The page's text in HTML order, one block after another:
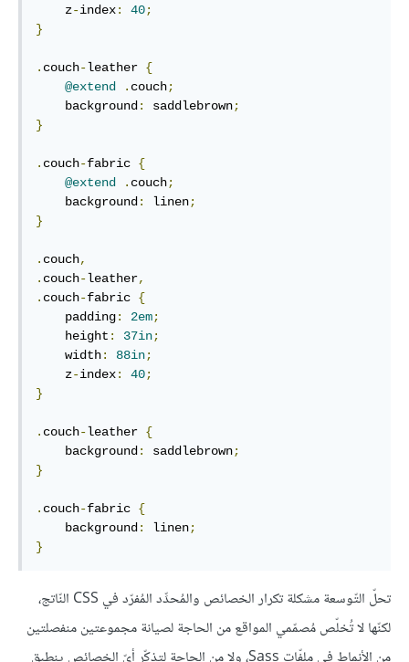
    z
-index: 40;
}
. couch-leather {
@extend
. couch;
    background
: saddlebrown;
}
. couch-fabric {
@extend
. couch;
    background
: linen;
}
. couch,
. couch-leather,
. couch-fabric {
    padding
: 2em;
    height
: 37in;
    width
: 88in;
    z
-index: 40;
}
. couch-leather {
    background
: saddlebrown;
}
. couch-fabric {
    background
: linen;
}
تحلّ التّوسعة مشكلة تكرار الخصائص والمُحدِّد المُفرّد في CSS النّاتج،
لكنّها لا تُخلّص مُصمّمي المواقع من الحاجة لصيانة مجموعتين منفصلتين